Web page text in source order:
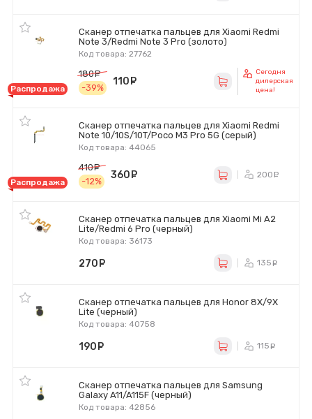
Сканер отпечатка пальцев для Xiaomi Redmi
Note 3/Redmi Note 3 Pro (золото)
Код товара: 27762
Распродажа
180
-39%
110
Сегодня
дилерская
цена!
Сканер отпечатка пальцев для Xiaomi Redmi
Note 10/10S/10T/Poco M3 Pro 5G (серый)
Код товара: 44065
Распродажа
410
-12%
360 200
Сканер отпечатка пальцев для Xiaomi Mi A2
Lite/Redmi 6 Pro (черный)
Код товара: 36173
270 135
Сканер отпечатка пальцев для Honor 8X/9X
Lite (черный)
Код товара: 40758
190 115
Сканер отпечатка пальцев для Samsung
Galaxy A11/A115F (черный)
Код товара: 42856